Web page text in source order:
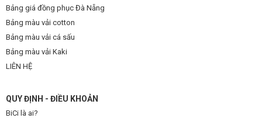
Bảng giá đồng phục Đà Nẵng
Bảng màu vải cotton
Bảng màu vải cá sấu
Bảng màu vải Kaki
LIÊN HỆ
QUY ĐỊNH - ĐIỀU KHOẢN
BiCi là ai?